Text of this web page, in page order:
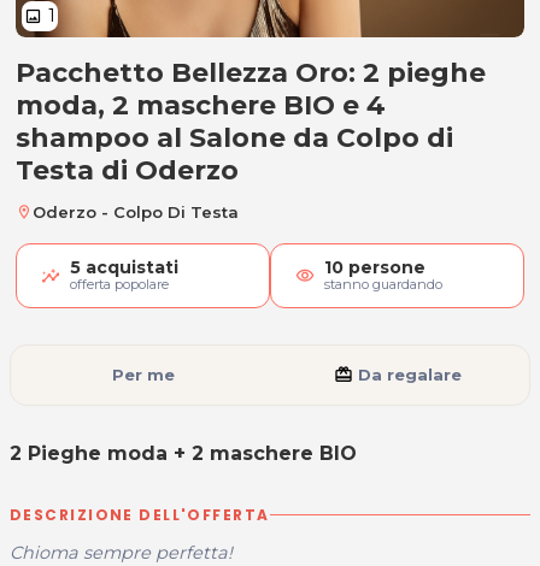
image 1
2 Pieghe moda + 2 maschere BIO
Pacchetto Bellezza Oro: 2 pieghe
moda, 2 maschere BIO e 4
shampoo al Salone da Colpo di
Testa di Oderzo
location_on Oderzo - Colpo Di Testa
5 acquistati
offerta popolare visibility 10 persone
stanno guardando
2 Pieghe moda + 2 maschere BIO
Per me card_giftcard Da regalare
DESCRIZIONE DELL'OFFERTA
Chioma sempre perfetta!